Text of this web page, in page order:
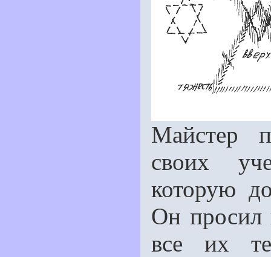
Майстер
своих
которую
Он просил
все их